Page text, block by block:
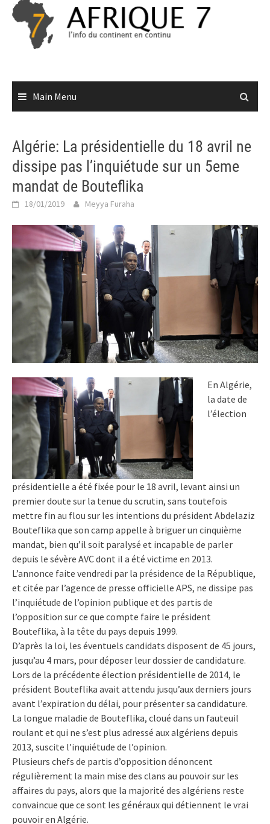
Skip
content
Main Menu
Algérie: La présidentielle du 18 avril ne
dissipe pas l’inquiétude sur un 5eme
mandat de Bouteflika
18/01/2019 Meyya Furaha
En Algérie,
la date de
l’élection
présidentielle a été fixée pour le 18 avril, levant ainsi un
premier doute sur la tenue du scrutin, sans toutefois
mettre fin au flou sur les intentions du président Abdelaziz
Bouteflika que son camp appelle à briguer un cinquième
mandat, bien qu’il soit paralysé et incapable de parler
depuis le sévère AVC dont il a été victime en 2013.
L’annonce faite vendredi par la présidence de la République,
et citée par l’agence de presse officielle APS, ne dissipe pas
l’inquiétude de l’opinion publique et des partis de
l’opposition sur ce que compte faire le président
Bouteflika, à la tête du pays depuis 1999.
D’après la loi, les éventuels candidats disposent de 45 jours,
jusqu’au 4 mars, pour déposer leur dossier de candidature.
Lors de la précédente élection présidentielle de 2014, le
président Bouteflika avait attendu jusqu’aux derniers jours
avant l’expiration du délai, pour présenter sa candidature.
La longue maladie de Bouteflika, cloué dans un fauteuil
roulant et qui ne s’est plus adressé aux algériens depuis
2013, suscite l’inquiétude de l’opinion.
Plusieurs chefs de partis d’opposition dénoncent
régulièrement la main mise des clans au pouvoir sur les
affaires du pays, alors que la majorité des algériens reste
convaincue que ce sont les généraux qui détiennent le vrai
pouvoir en Algérie.